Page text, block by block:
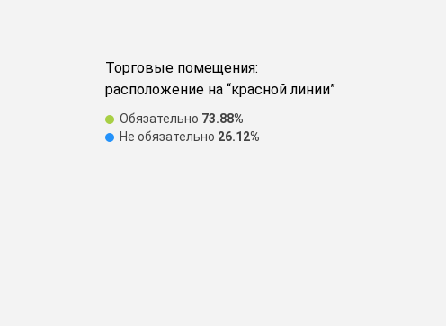
Торговые помещения:
расположение на “красной линии”
Обязательно 73.88%
Не обязательно 26.12%